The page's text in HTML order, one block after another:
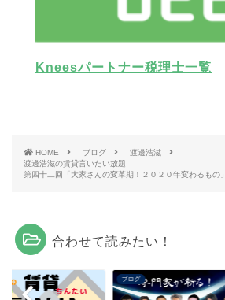
Kneesパートナー税理士一覧
HOME ブログ
渡邊浩滋
渡邊浩滋の賃貸言いたい放題
第四十二回「大家さんの変革期！２０２０年変わるもの」
合わせて読みたい！
ブログ